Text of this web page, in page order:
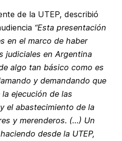
de la UTEP, describió
“Esta presentación
en el marco de haber
judiciales en Argentina
algo tan básico como es
y demandando que
ejecución de las
el abastecimiento de la
y merenderos. (…) Un
desde la UTEP,